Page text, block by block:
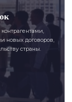
новых договоров,
страны.